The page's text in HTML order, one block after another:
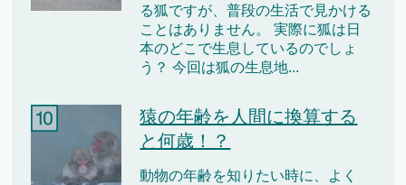
る狐ですが、普段の生活で見かける
ことはありません。 実際に狐は日
本のどこで生息しているのでしょ
う？ 今回は狐の生息地...
猿の年齢を人間に換算する
と何歳！？
動物の年齢を知りたい時に、よく